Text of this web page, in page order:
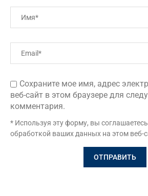
Сохраните мое имя, адрес
веб-сайт в этом браузере для
комментария.
* Используя эту форму, вы
обработкой ваших данных на этом веб-